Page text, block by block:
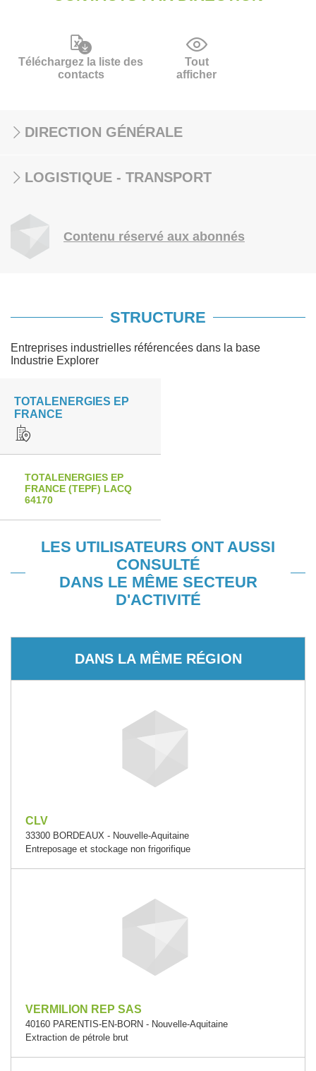
Téléchargez la liste des
contacts
Tout
afficher
DIRECTION GÉNÉRALE
LOGISTIQUE - TRANSPORT
Contenu réservé aux abonnés
STRUCTURE
Entreprises industrielles référencées dans la base
Industrie Explorer
TOTALENERGIES EP
FRANCE
TOTALENERGIES EP
FRANCE (TEPF) LACQ
64170
LES UTILISATEURS ONT AUSSI
CONSULTÉ
DANS LE MÊME SECTEUR
D'ACTIVITÉ
DANS LA MÊME RÉGION
CLV
33300 BORDEAUX - Nouvelle-Aquitaine
Entreposage et stockage non frigorifique
VERMILION REP SAS
40160 PARENTIS-EN-BORN - Nouvelle-Aquitaine
Extraction de pétrole brut